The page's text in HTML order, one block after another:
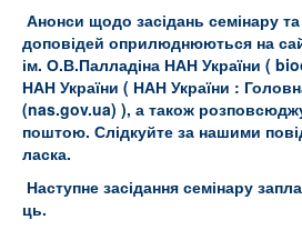
Анонси щодо засідань семінару та
доповідей оприлюднюються на
ім. О.В.Палладіна НАН України (
НАН України ( НАН України :
(nas.gov.ua) ), а також
поштою. Слідкуйте за нашими
ласка.
Наступне засідання семінару
ць.